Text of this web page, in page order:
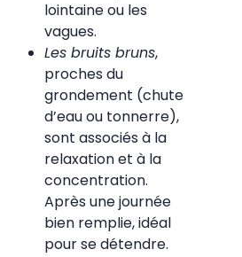
lointaine ou les
vagues.
Les bruits bruns,
proches du
grondement (chute
d’eau ou tonnerre),
sont associés à la
relaxation et à la
concentration.
Après une journée
bien remplie, idéal
pour se détendre.